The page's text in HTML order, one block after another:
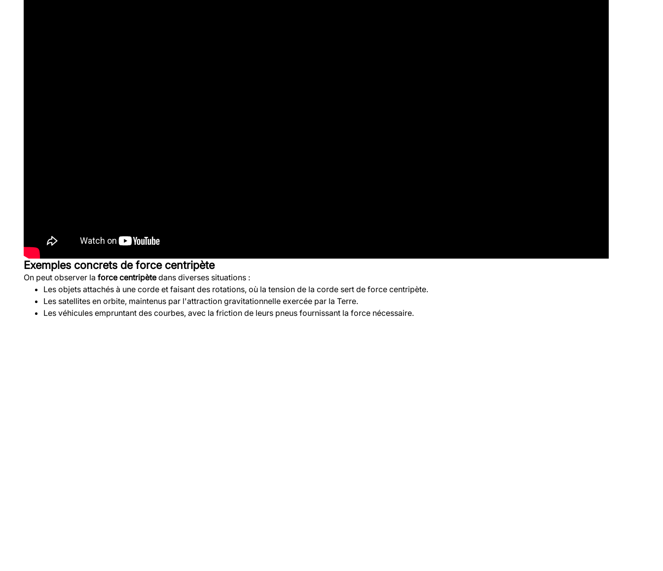
Exemples concrets de force centripète
On peut observer la force centripètedans diverses situations :
Les objets attachés à une corde et faisant des rotations, où la tension de la corde sert de force centripète.
Les satellites en orbite, maintenus par l'attraction gravitationnelle exercée par la Terre.
Les véhicules empruntant des courbes, avec la friction de leurs pneus fournissant la force nécessaire.